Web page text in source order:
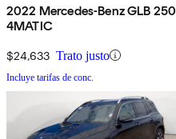
2022 Mercedes-Benz GLB 250
4MATIC
$24,633 Trato justo
Incluye tarifas de conc.